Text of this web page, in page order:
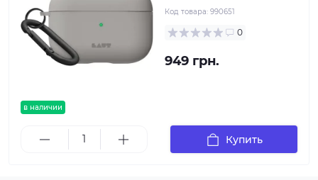
в наличии
Код товара: 990651
0
949 грн.
Купить